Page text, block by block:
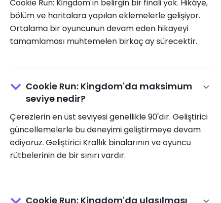
Cookie Run: Kingdom'ın belirgin bir finali yok. Hikâye,
bölüm ve haritalara yapılan eklemelerle gelişiyor.
Ortalama bir oyuncunun devam eden hikayeyi
tamamlaması muhtemelen birkaç ay sürecektir.
Cookie Run: Kingdom'da maksimum
seviye nedir?
Çerezlerin en üst seviyesi genellikle 90'dır. Geliştirici
güncellemelerle bu deneyimi geliştirmeye devam
ediyoruz. Geliştirici Krallık binalarının ve oyuncu
rütbelerinin de bir sınırı vardır.
Cookie Run: Kingdom'da ulaşılması